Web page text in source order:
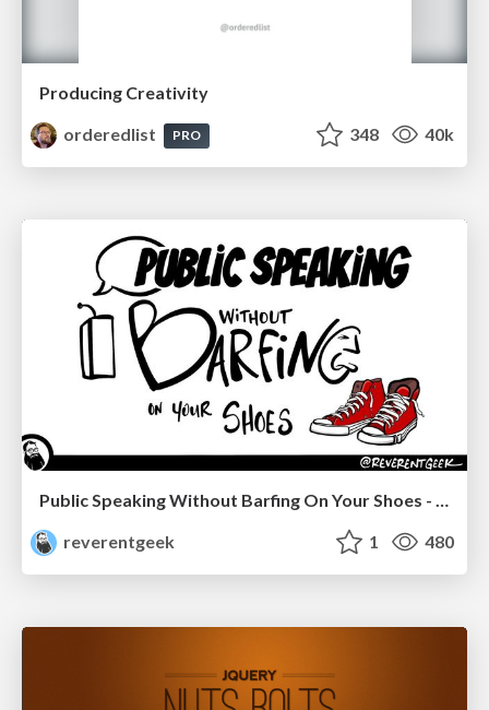
Producing Creativity
orderedlist
PRO 348 40k
Public Speaking Without Barfing On Your Shoes - THAT 2023
reverentgeek
1 480